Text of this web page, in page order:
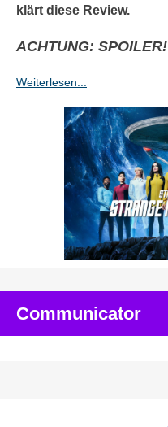
klärt diese Review.
ACHTUNG: SPOILER!
Weiterlesen...
Communicator